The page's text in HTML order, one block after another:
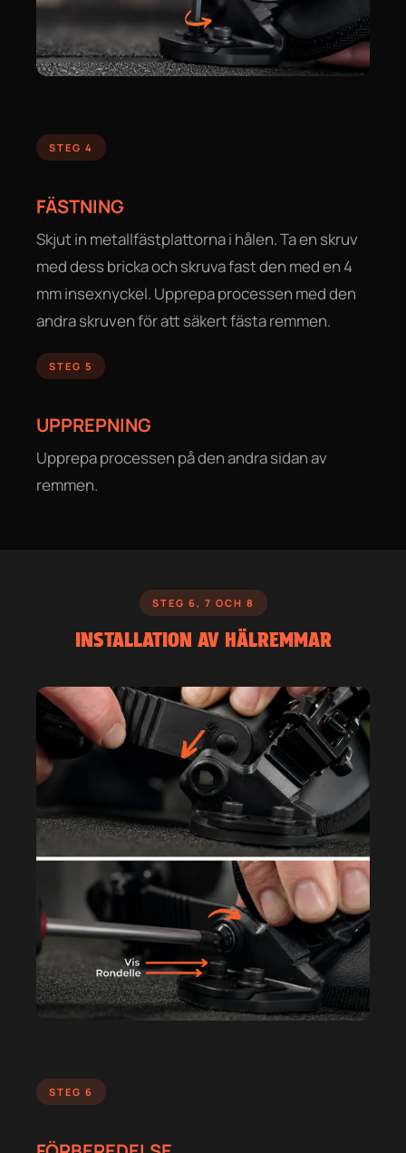
STEG 4
FÄSTNING
Skjut in metallfästplattorna i hålen. Ta en skruv
med dess bricka och skruva fast den med en 4
mm insexnyckel. Upprepa processen med den
andra skruven för att säkert fästa remmen.
STEG 5
UPPREPNING
Upprepa processen på den andra sidan av
remmen.
STEG 6, 7 OCH 8
INSTALLATION AV HÄLREMMAR
STEG 6